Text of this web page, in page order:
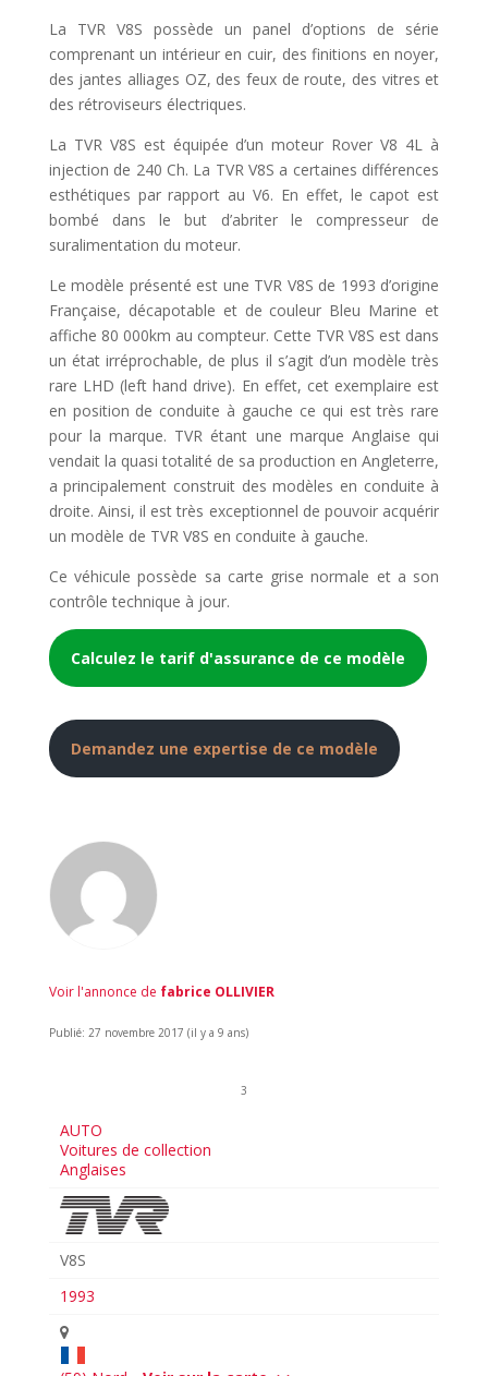
La TVR V8S possède un panel d’options de série
comprenant un intérieur en cuir, des finitions en noyer,
des jantes alliages OZ, des feux de route, des vitres et
des rétroviseurs électriques.
La TVR V8S est équipée d’un moteur Rover V8 4L à
injection de 240 Ch. La TVR V8S a certaines différences
esthétiques par rapport au V6. En effet, le capot est
bombé dans le but d’abriter le compresseur de
suralimentation du moteur.
Le modèle présenté est une TVR V8S de 1993 d’origine
Française, décapotable et de couleur Bleu Marine et
affiche 80 000km au compteur. Cette TVR V8S est dans
un état irréprochable, de plus il s’agit d’un modèle très
rare LHD (left hand drive). En effet, cet exemplaire est
en position de conduite à gauche ce qui est très rare
pour la marque. TVR étant une marque Anglaise qui
vendait la quasi totalité de sa production en Angleterre,
a principalement construit des modèles en conduite à
droite. Ainsi, il est très exceptionnel de pouvoir acquérir
un modèle de TVR V8S en conduite à gauche.
Ce véhicule possède sa carte grise normale et a son
contrôle technique à jour.
Calculez le tarif d'assurance de ce modèle
Demandez une expertise de ce modèle
Voir l'annonce de fabrice OLLIVIER
Publié: 27 novembre 2017 (il y a 9 ans)
3
AUTO
Voitures de collection
Anglaises
V8S
1993